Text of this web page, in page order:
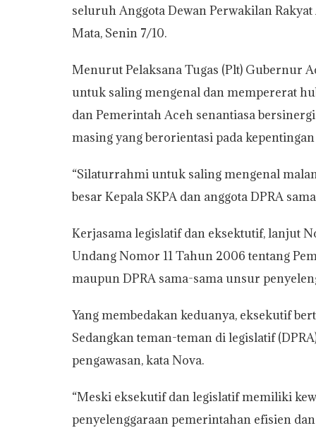
t
s
A
p
p
e
b
o
o
k
t
t
e
r
y
i
n
k
i
n
r
seluruh Anggota Dewan Perwakilan
Mata, Senin 7/10.
Menurut Pelaksana Tugas (Plt) Gubernur
untuk saling mengenal dan mempererat
dan Pemerintah Aceh senantiasa
masing yang berorientasi pada
“Silaturrahmi untuk saling mengenal
besar Kepala SKPA dan anggota DPRA
Kerjasama legislatif dan eksektutif, lanjut
Undang Nomor 11 Tahun 2006 tentang
maupun DPRA sama-sama unsur
Yang membedakan keduanya, eksekutif
Sedangkan teman-teman di legislatif
pengawasan, kata Nova.
“Meski eksekutif dan legislatif memiliki
penyelenggaraan pemerintahan efisien